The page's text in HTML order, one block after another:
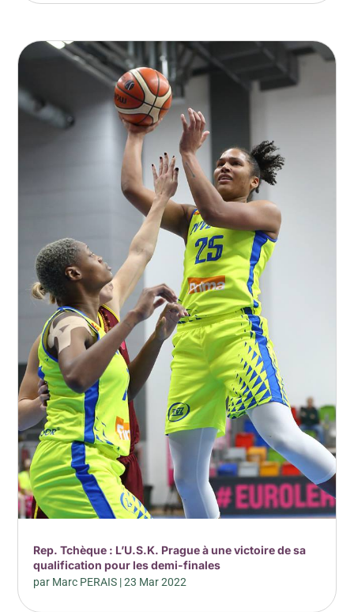
Rep. Tchèque : L’U.S.K. Prague à une victoire de sa
qualification pour les demi-finales
par Marc PERAIS |23 Mar 2022